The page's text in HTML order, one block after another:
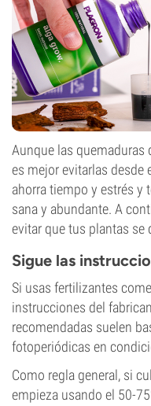
Aunque las quemaduras
es mejor evitarlas desde
ahorra tiempo y estrés y
sana y abundante. A
evitar que tus plantas se
Sigue las
Si usas fertilizantes
instrucciones del
recomendadas suelen
fotoperiódicas en
Como regla general, si
empieza usando el 50-